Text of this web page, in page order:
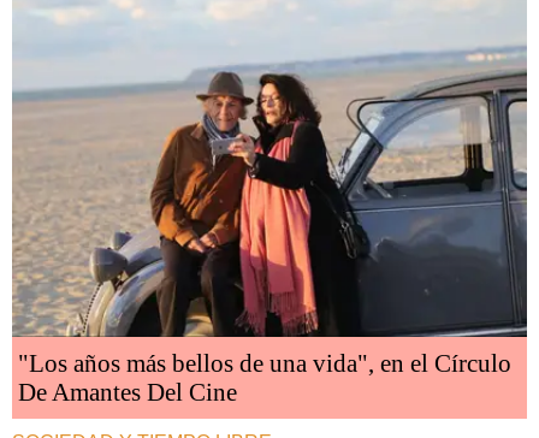
"Los años más bellos de una vida", en el Círculo
De Amantes Del Cine